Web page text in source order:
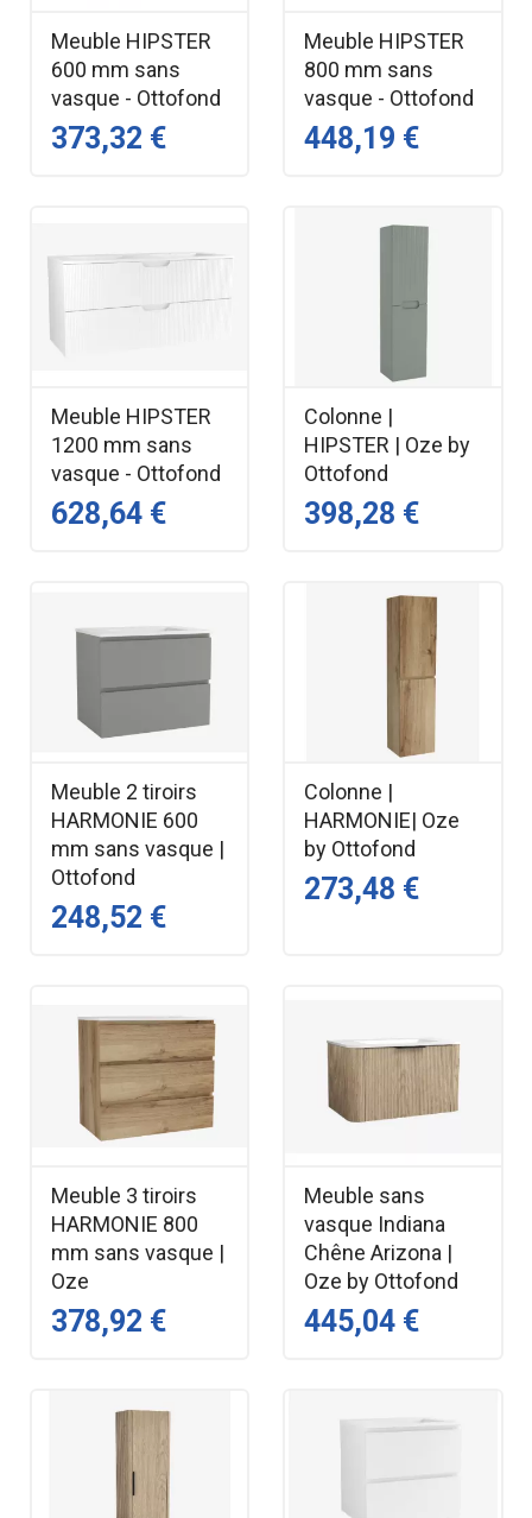
Meuble HIPSTER
600 mm sans
vasque - Ottofond
373,32 €
Meuble HIPSTER
800 mm sans
vasque - Ottofond
448,19 €
Meuble HIPSTER
1200 mm sans
vasque - Ottofond
628,64 €
Colonne |
HIPSTER | Oze by
Ottofond
398,28 €
Meuble 2 tiroirs
HARMONIE 600
mm sans vasque |
Ottofond
248,52 €
Colonne |
HARMONIE| Oze
by Ottofond
273,48 €
Meuble 3 tiroirs
HARMONIE 800
mm sans vasque |
Oze
378,92 €
Meuble sans
vasque Indiana
Chêne Arizona |
Oze by Ottofond
445,04 €